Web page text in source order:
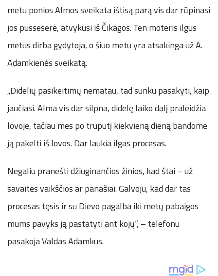
metu ponios Almos sveikata ištisą parą vis dar rūpinasi
jos pusseserė, atvykusi iš Čikagos. Ten moteris ilgus
metus dirba gydytoja, o šiuo metu yra atsakinga už A.
Adamkienės sveikatą.
„Didelių pasikeitimų nematau, tad sunku pasakyti, kaip
jaučiasi. Alma vis dar silpna, didelę laiko dalį praleidžia
lovoje, tačiau mes po truputį kiekvieną dieną bandome
ją pakelti iš lovos. Dar laukia ilgas procesas.
Negaliu pranešti džiuginančios žinios, kad štai – už
savaitės vaikščios ar panašiai. Galvoju, kad dar tas
procesas tęsis ir su Dievo pagalba iki metų pabaigos
mums pavyks ją pastatyti ant kojų“, – telefonu
pasakoja Valdas Adamkus.